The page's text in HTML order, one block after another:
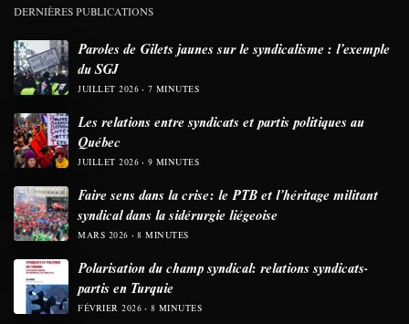
DERNIÈRES PUBLICATIONS
Paroles de Gilets jaunes sur le syndicalisme : l’exemple
du SGJ
JUILLET 2026 7 MINUTES
Les relations entre syndicats et partis politiques au
Québec
JUILLET 2026 9 MINUTES
Faire sens dans la crise: le PTB et l’héritage militant
syndical dans la sidérurgie liégeoise
MARS 2026 8 MINUTES
Polarisation du champ syndical: relations syndicats-
partis en Turquie
FÉVRIER 2026 8 MINUTES